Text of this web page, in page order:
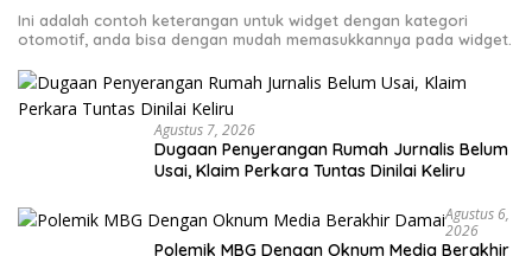
Ini adalah contoh keterangan untuk widget dengan kategori
otomotif, anda bisa dengan mudah memasukkannya pada widget.
Agustus 7, 2026
Dugaan Penyerangan Rumah Jurnalis Belum
Usai, Klaim Perkara Tuntas Dinilai Keliru
Agustus 6,
2026
Polemik MBG Dengan Oknum Media Berakhir